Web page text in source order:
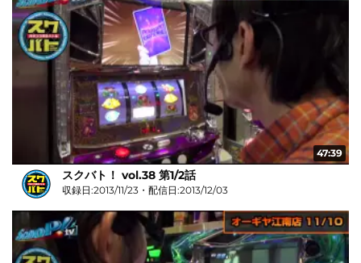
47:39
スクバト！ vol.38 第1/2話
収録日:2013/11/23・配信日:2013/12/03